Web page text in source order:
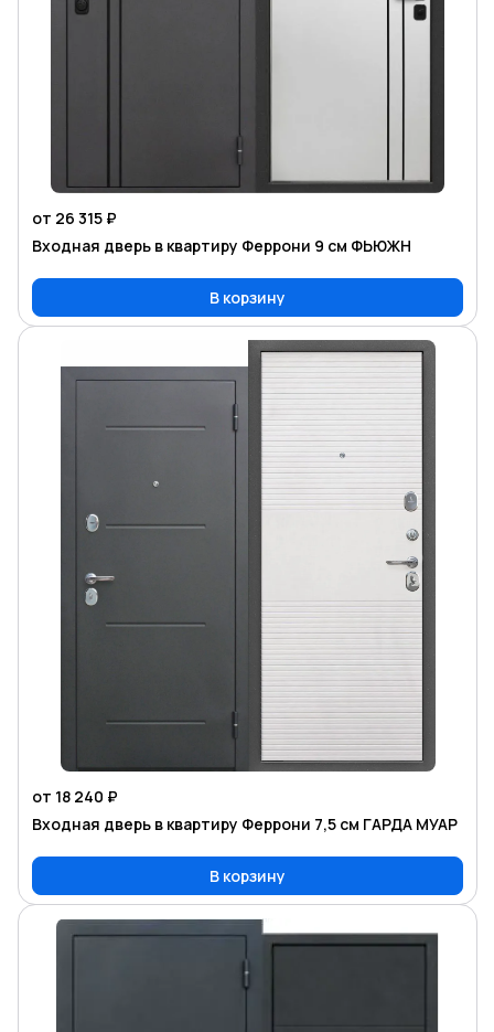
от 26 315 ₽
Входная дверь в квартиру Феррони 9 см ФЬЮЖН
В корзину
от 18 240 ₽
Входная дверь в квартиру Феррони 7,5 см ГАРДА МУАР
В корзину